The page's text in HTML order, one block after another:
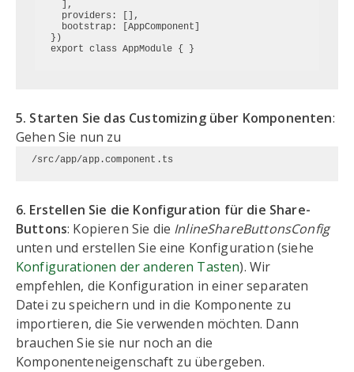
})
export class AppModule { }
5. Starten Sie das Customizing über Komponenten:
Gehen Sie nun zu
/src/app/app.component.ts
6. Erstellen Sie die Konfiguration für die Share-
Buttons: Kopieren Sie die InlineShareButtonsConfig
unten und erstellen Sie eine Konfiguration (siehe
Konfigurationen der anderen Tasten). Wir
empfehlen, die Konfiguration in einer separaten
Datei zu speichern und in die Komponente zu
importieren, die Sie verwenden möchten. Dann
brauchen Sie sie nur noch an die
Komponenteneigenschaft zu übergeben.